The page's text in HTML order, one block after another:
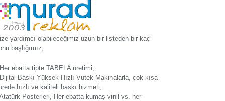
yardımcı olabileceğimiz uzun bir listeden bir kaç
başlığımız;
ebatta tipte TABELA üretimi,
Baskı Yüksek Hızlı Vutek Makinalarla, çok kısa
hızlı ve kaliteli baskı hizmeti,
Posterleri, Her ebatta kumaş vinil vs. her